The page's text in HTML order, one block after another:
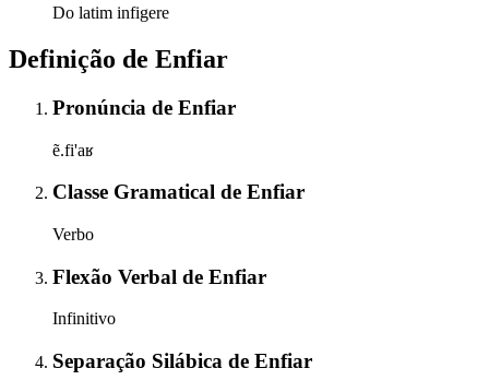
Do latim infigere
Definição de Enfiar
Pronúncia de Enfiar
ẽ.fi'aʁ
Classe Gramatical de Enfiar
Verbo
Flexão Verbal de Enfiar
Infinitivo
Separação Silábica de Enfiar